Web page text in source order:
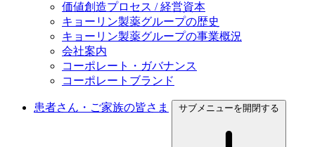
価値創造プロセス / 経営資本
キョーリン製薬グループの歴史
キョーリン製薬グループの事業概況
会社案内
コーポレート・ガバナンス
コーポレートブランド
患者さん・ご家族の皆さま サブメニューを開閉する